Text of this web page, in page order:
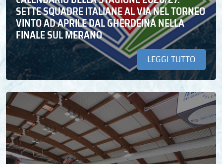
SETTE SQUADRE ITALIANE AL VIA NEL TORNEO
VINTO AD APRILE DAL GHERDEINA NELLA
FINALE SUL MERANO
LEGGI TUTTO